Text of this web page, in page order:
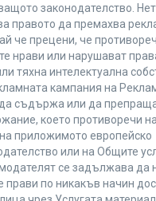
законодателство.
правото да премахва
че прецени, че
нрави или нарушават
тяхна интелектуална
кампания на
съдържа или да
което противоречи
приложимото европейско
или на Общите
се задължава да
прави по никакъв начин